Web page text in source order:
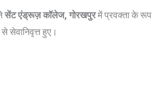
सेंट एंड्रूज़ कॉलेज, गोरखपुरमें प्रवक्ता के रूप
से सेवानिवृत्त हुए।